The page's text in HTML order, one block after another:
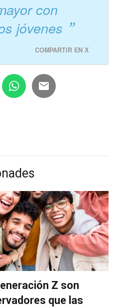
con
jóvenes
COMPARTIR EN X
Z son
que las